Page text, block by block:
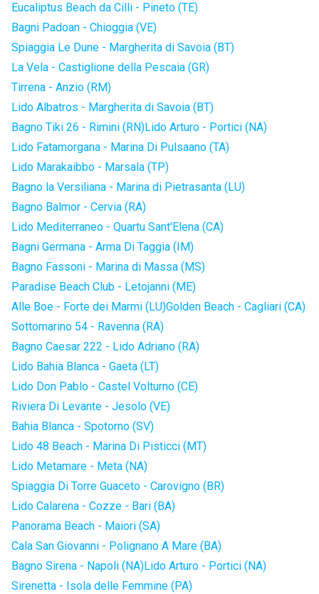
Eucaliptus Beach da Cilli - Pineto (TE)
Bagni Padoan - Chioggia (VE)
Spiaggia Le Dune - Margherita di Savoia (BT)
La Vela - Castiglione della Pescaia (GR)
Tirrena - Anzio (RM)
Lido Albatros - Margherita di Savoia (BT)
Bagno Tiki 26 - Rimini (RN)Lido Arturo - Portici (NA)
Lido Fatamorgana - Marina Di Pulsaano (TA)
Lido Marakaibbo - Marsala (TP)
Bagno la Versiliana - Marina di Pietrasanta (LU)
Bagno Balmor - Cervia (RA)
Lido Mediterraneo - Quartu Sant'Elena (CA)
Bagni Germana - Arma Di Taggia (IM)
Bagno Fassoni - Marina di Massa (MS)
Paradise Beach Club - Letojanni (ME)
Alle Boe - Forte dei Marmi (LU)Golden Beach - Cagliari (CA)
Sottomarino 54 - Ravenna (RA)
Bagno Caesar 222 - Lido Adriano (RA)
Lido Bahia Blanca - Gaeta (LT)
Lido Don Pablo - Castel Volturno (CE)
Riviera Di Levante - Jesolo (VE)
Bahia Blanca - Spotorno (SV)
Lido 48 Beach - Marina Di Pisticci (MT)
Lido Metamare - Meta (NA)
Spiaggia Di Torre Guaceto - Carovigno (BR)
Lido Calarena - Cozze - Bari (BA)
Panorama Beach - Maiori (SA)
Cala San Giovanni - Polignano A Mare (BA)
Bagno Sirena - Napoli (NA)Lido Arturo - Portici (NA)
Sirenetta - Isola delle Femmine (PA)